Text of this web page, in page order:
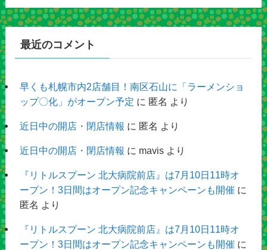
最近のコメント
早くも札幌市内2店舗目！南区石山に「ラーメンショ
ップ〇化」がオープン予定 に 匿名 より
近日中の開店・閉店情報 に 匿名 より
近日中の開店・閉店情報 に mavisより
『リトルスプーン 北大病院前店』は7月10日11時オ
ープン！3日間はオープン記念キャンペーンも開催 に
匿名 より
『リトルスプーン 北大病院前店』は7月10日11時オ
ープン！3日間はオープン記念キャンペーンも開催 に